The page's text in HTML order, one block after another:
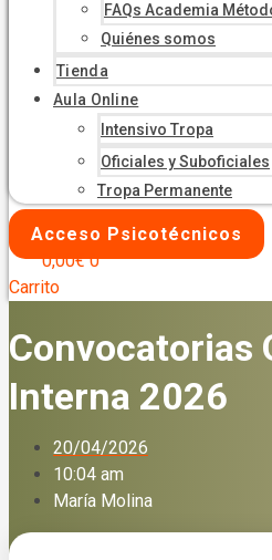
FAQs Academia
Quiénes somos
Tienda
Aula Online
Intensivo Tropa
Oficiales y Suboficiales
Tropa Permanente
Acceso Psicotécnicos
0,00€ 0
Carrito
Convocatorias
Interna 2026
20/04/2026
10:04 am
María Molina